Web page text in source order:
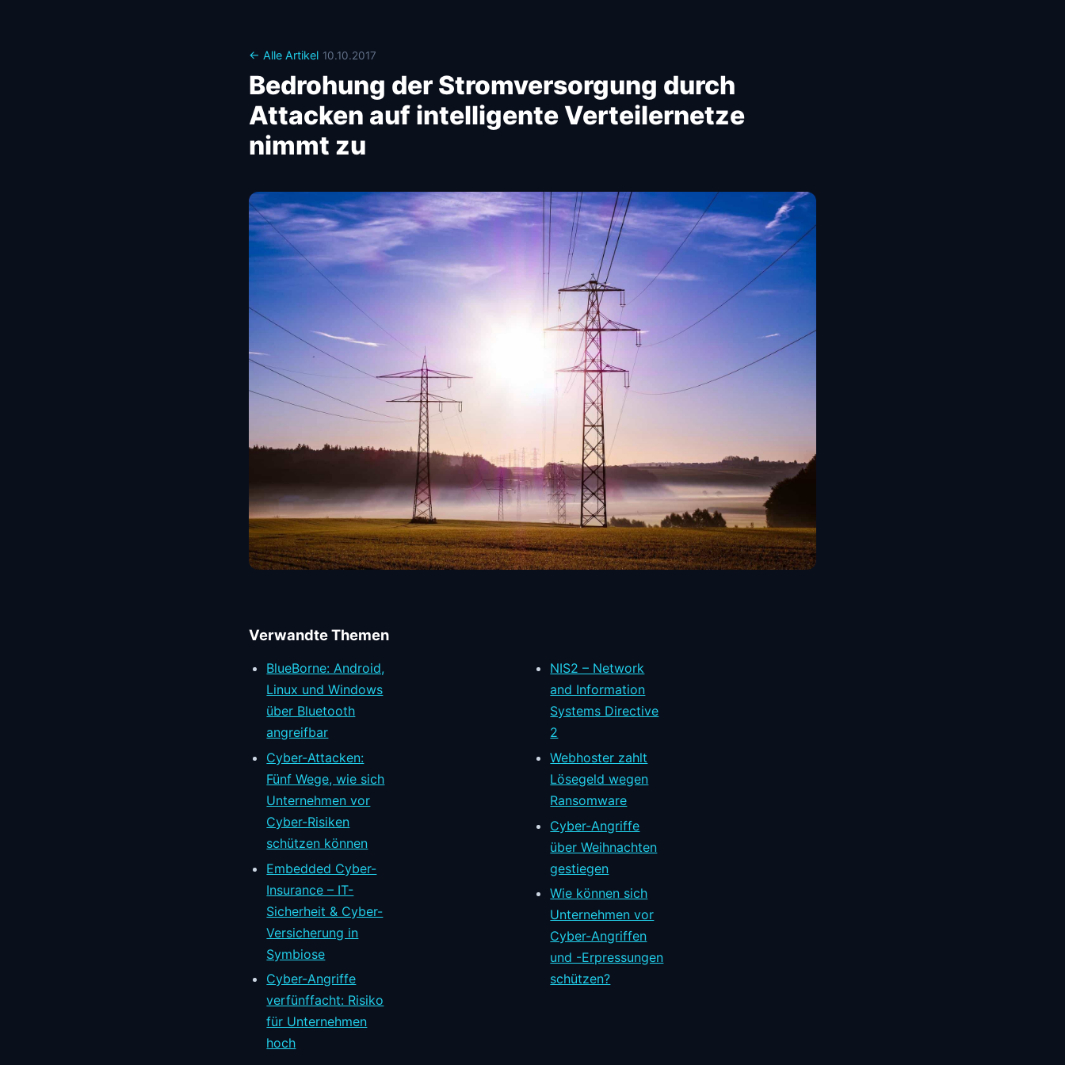
← Alle Artikel 10.10.2017
Bedrohung der Stromversorgung durch
Attacken auf intelligente Verteilernetze
nimmt zu
Verwandte Themen
BlueBorne: Android,
Linux und Windows
über Bluetooth
angreifbar
Cyber-Attacken:
Fünf Wege, wie sich
Unternehmen vor
Cyber-Risiken
schützen können
Embedded Cyber-
Insurance – IT-
Sicherheit & Cyber-
Versicherung in
Symbiose
Cyber-Angriffe
verfünffacht: Risiko
für Unternehmen
hoch
NIS2 – Network
and Information
Systems Directive
2
Webhoster zahlt
Lösegeld wegen
Ransomware
Cyber-Angriffe
über Weihnachten
gestiegen
Wie können sich
Unternehmen vor
Cyber-Angriffen
und -Erpressungen
schützen?